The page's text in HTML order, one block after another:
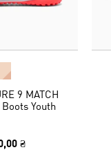
9 MATCH
Youth
₴